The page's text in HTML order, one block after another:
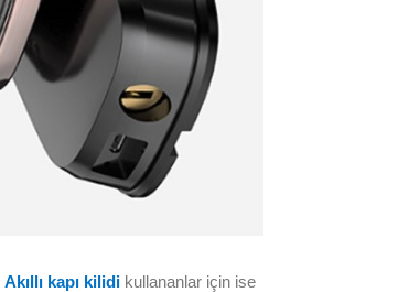
Akıllı kapı kilidi kullananlar için ise